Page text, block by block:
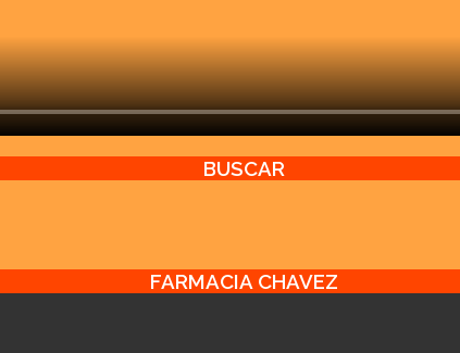
BUSCAR
FARMACIA CHAVEZ